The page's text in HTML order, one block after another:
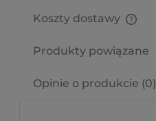
Koszty dostawy
Produkty powiązane
Opinie o produkcie (0)